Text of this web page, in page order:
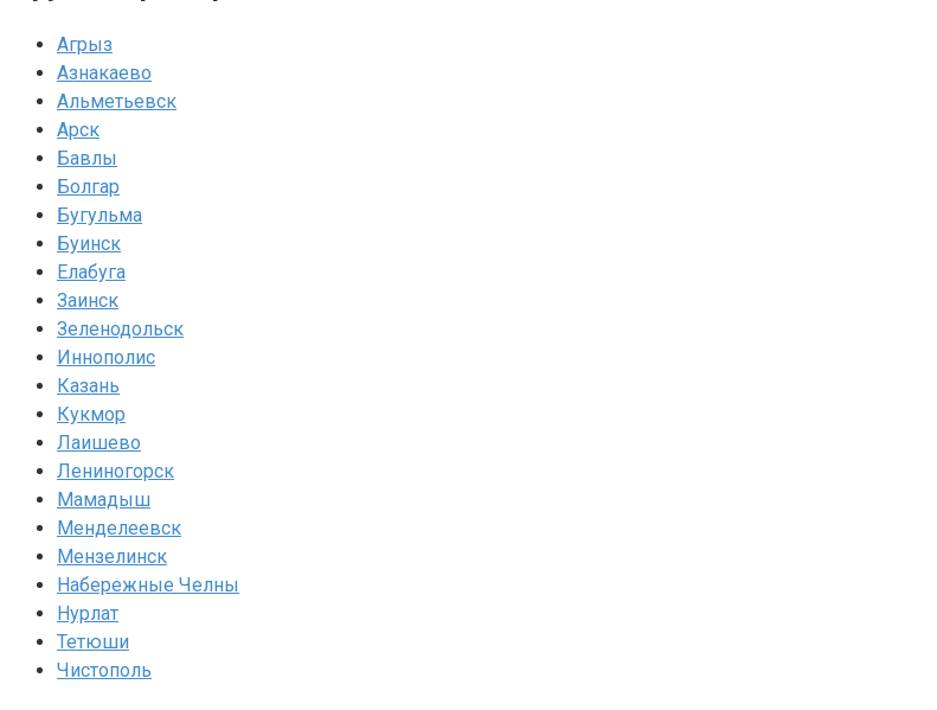
Агрыз
Азнакаево
Альметьевск
Арск
Бавлы
Болгар
Бугульма
Буинск
Елабуга
Заинск
Зеленодольск
Иннополис
Казань
Кукмор
Лаишево
Лениногорск
Мамадыш
Менделеевск
Мензелинск
Набережные Челны
Нурлат
Тетюши
Чистополь